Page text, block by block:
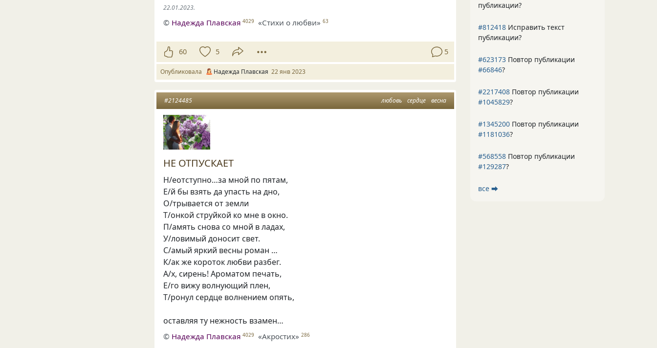
22.01.2023.
© Надежда Плавская 4029 «Стихи о любви» 63
60 5 5
Опубликовала Надежда Плавская 22 янв 2023
любовь сердце весна
#2124485
НЕ ОТПУСКАЕТ
Н/еотступно…за мной по пятам,
Е/й бы взять да упасть на дно,
О/трывается от земли
Т/онкой струйкой ко мне в окно.
П/амять снова со мной в ладах,
У/ловимый доносит свет.
С/амый яркий весны роман …
К/ак же короток любви разбег.
А/х, сирень! Ароматом печать,
Е/го вижу волнующий плен,
Т/ронул сердце волнением опять,
оставляя ту нежность взамен…
© Надежда Плавская 4029 «Акростих» 286
публикации?
#812418 Исправить текст
публикации?
#623173 Повтор публикации
#66846?
#2217408 Повтор публикации
#1045829?
#1345200 Повтор публикации
#1181036?
#568558 Повтор публикации
#129287?
все ⮕